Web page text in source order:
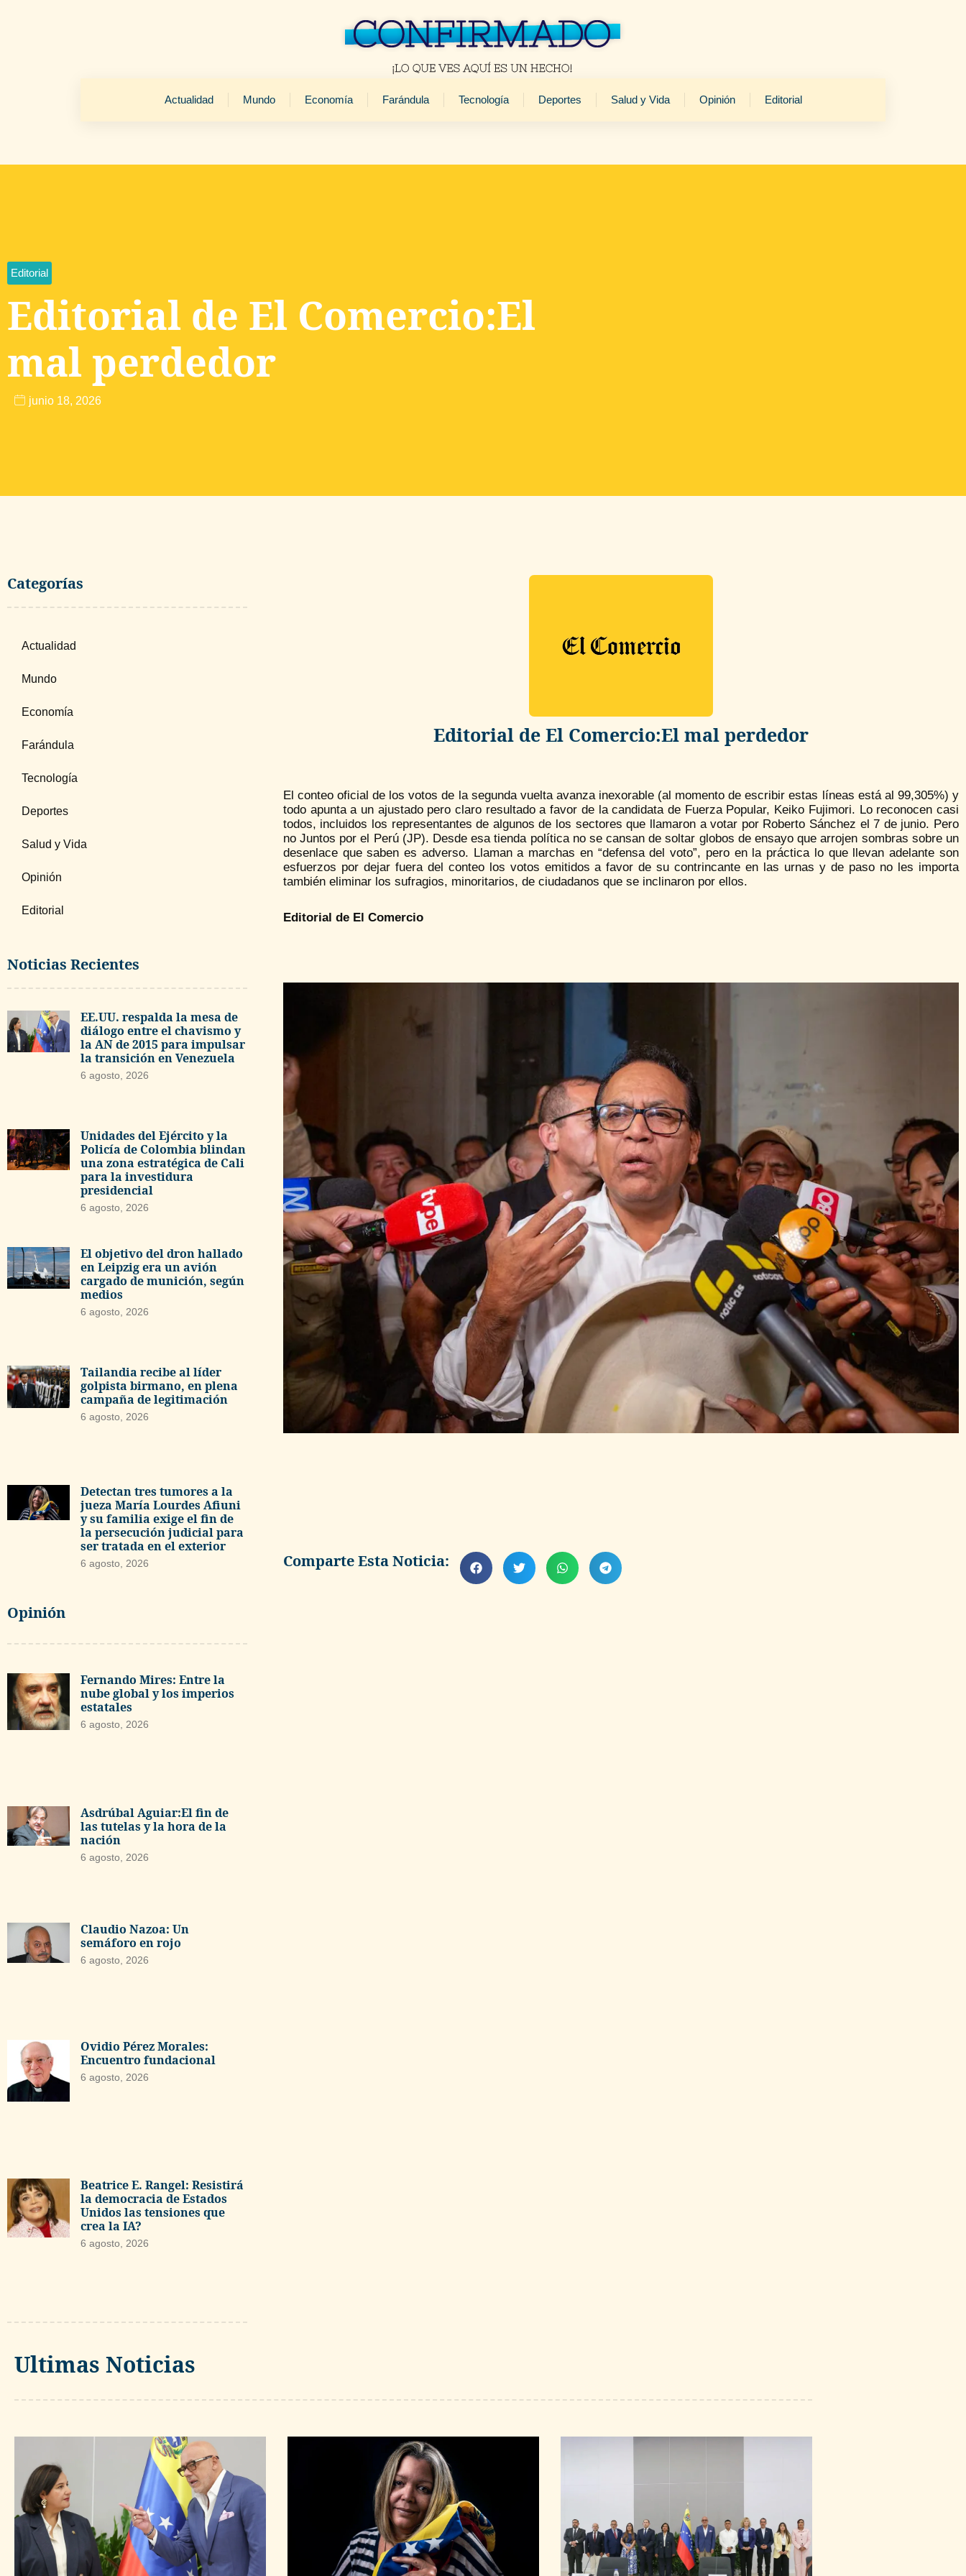
Actualidad Mundo Economía Farándula Tecnología Deportes Salud y Vida Opinión Editorial
Editorial
Editorial de El Comercio:El
mal perdedor
junio 18, 2026
Categorías
Actualidad
Mundo
Economía
Farándula
Tecnología
Deportes
Salud y Vida
Opinión
Editorial
Noticias Recientes
EE.UU. respalda la mesa de
diálogo entre el chavismo y
la AN de 2015 para impulsar
la transición en Venezuela
6 agosto, 2026
Unidades del Ejército y la
Policía de Colombia blindan
una zona estratégica de Cali
para la investidura
presidencial
6 agosto, 2026
El objetivo del dron hallado
en Leipzig era un avión
cargado de munición, según
medios
6 agosto, 2026
Tailandia recibe al líder
golpista birmano, en plena
campaña de legitimación
6 agosto, 2026
Detectan tres tumores a la
jueza María Lourdes Afiuni
y su familia exige el fin de
la persecución judicial para
ser tratada en el exterior
6 agosto, 2026
Opinión
Fernando Mires: Entre la
nube global y los imperios
estatales
6 agosto, 2026
Asdrúbal Aguiar:El fin de
las tutelas y la hora de la
nación
6 agosto, 2026
Claudio Nazoa: Un
semáforo en rojo
6 agosto, 2026
Ovidio Pérez Morales:
Encuentro fundacional
6 agosto, 2026
Beatrice E. Rangel: Resistirá
la democracia de Estados
Unidos las tensiones que
crea la IA?
6 agosto, 2026
Editorial de El Comercio:El mal perdedor
El conteo oficial de los votos de la segunda vuelta avanza inexorable (al momento de escribir estas líneas está al 99,305%) y
todo apunta a un ajustado pero claro resultado a favor de la candidata de Fuerza Popular, Keiko Fujimori. Lo reconocen casi
todos, incluidos los representantes de algunos de los sectores que llamaron a votar por Roberto Sánchez el 7 de junio. Pero
no Juntos por el Perú (JP). Desde esa tienda política no se cansan de soltar globos de ensayo que arrojen sombras sobre un
desenlace que saben es adverso. Llaman a marchas en “defensa del voto”, pero en la práctica lo que llevan adelante son
esfuerzos por dejar fuera del conteo los votos emitidos a favor de su contrincante en las urnas y de paso no les importa
también eliminar los sufragios, minoritarios, de ciudadanos que se inclinaron por ellos.
Editorial de El Comercio
Comparte Esta Noticia:
Ultimas Noticias